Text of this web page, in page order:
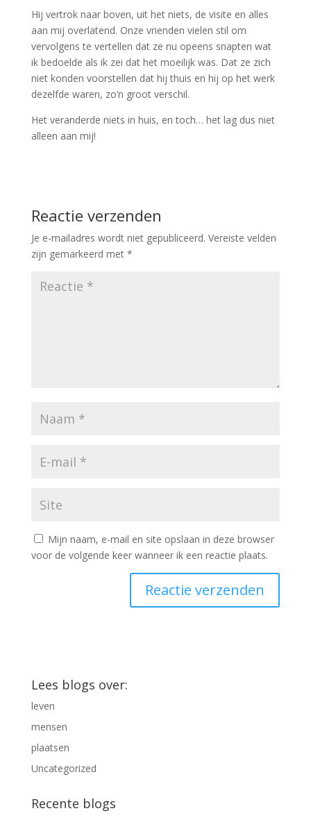
Hij vertrok naar boven, uit het niets, de visite en alles
aan mij overlatend. Onze vrienden vielen stil om
vervolgens te vertellen dat ze nu opeens snapten wat
ik bedoelde als ik zei dat het moeilijk was. Dat ze zich
niet konden voorstellen dat hij thuis en hij op het werk
dezelfde waren, zo’n groot verschil.
Het veranderde niets in huis, en toch… het lag dus niet
alleen aan mij!
Reactie verzenden
Je e-mailadres wordt niet gepubliceerd. Vereiste velden
zijn gemarkeerd met *
Mijn naam, e-mail en site opslaan in deze browser
voor de volgende keer wanneer ik een reactie plaats.
Lees blogs over:
leven
mensen
plaatsen
Uncategorized
Recente blogs